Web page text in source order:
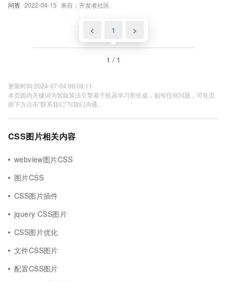
问答 2022-04-15 来自：开发者社区
< 1 >
1 / 1
更新时间 2024-07-04 06:08:11
本页面内关键词为智能算法引擎基于机器学习所生成，如有任何问题，可在页
面下方点击"联系我们"与我们沟通。
CSS图片相关内容
webview图片CSS
图片CSS
CSS图片插件
jquery CSS图片
CSS图片优化
文件CSS图片
配置CSS图片